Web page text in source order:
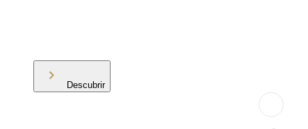
Descubrir